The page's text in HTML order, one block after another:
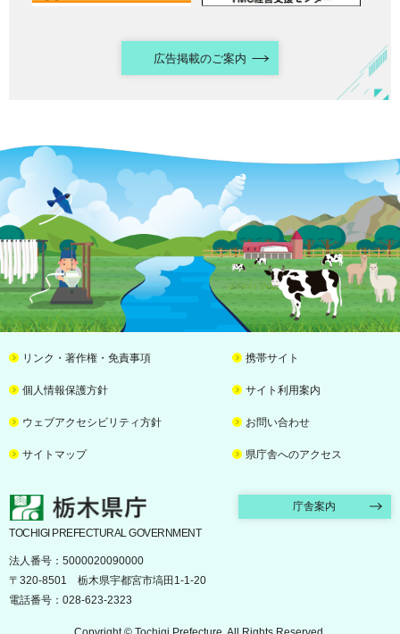
広告掲載のご案内
リンク・著作権・免責事項 携帯サイト
個人情報保護方針 サイト利用案内
ウェブアクセシビリティ方針 お問い合わせ
サイトマップ 県庁舎へのアクセス
栃木県庁 庁舎案内
TOCHIGI PREFECTURAL GOVERNMENT
法人番号：5000020090000
〒320-8501 栃木県宇都宮市塙田1-1-20
電話番号：028-623-2323